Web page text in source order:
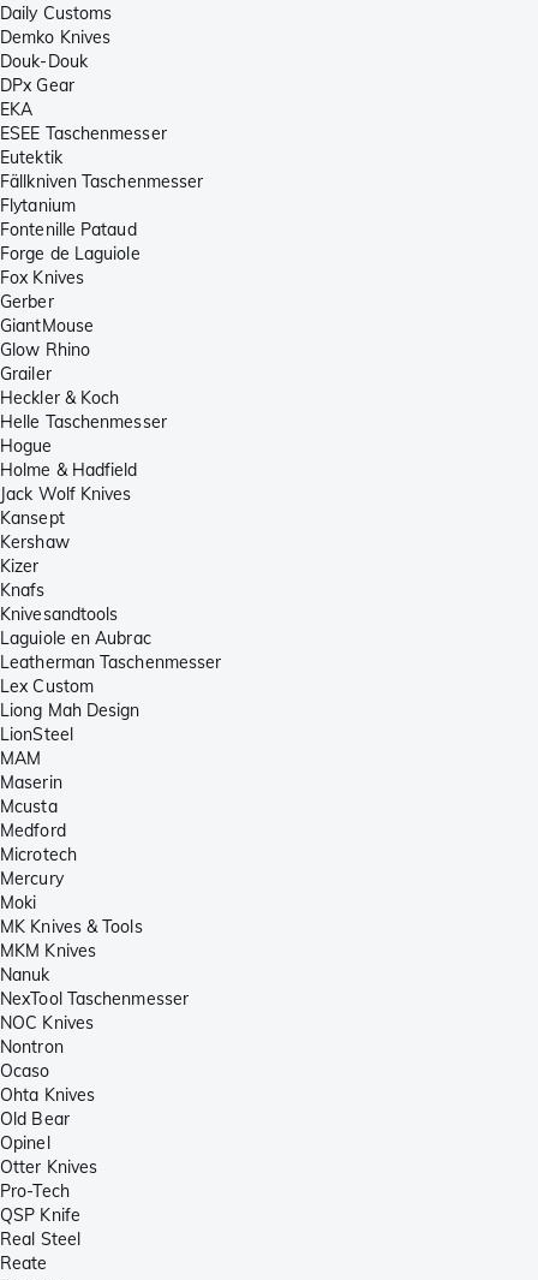
Daily Customs
Demko Knives
Douk-Douk
DPx Gear
EKA
ESEE Taschenmesser
Eutektik
Fällkniven Taschenmesser
Flytanium
Fontenille Pataud
Forge de Laguiole
Fox Knives
Gerber
GiantMouse
Glow Rhino
Grailer
Heckler & Koch
Helle Taschenmesser
Hogue
Holme & Hadfield
Jack Wolf Knives
Kansept
Kershaw
Kizer
Knafs
Knivesandtools
Laguiole en Aubrac
Leatherman Taschenmesser
Lex Custom
Liong Mah Design
LionSteel
MAM
Maserin
Mcusta
Medford
Microtech
Mercury
Moki
MK Knives & Tools
MKM Knives
Nanuk
NexTool Taschenmesser
NOC Knives
Nontron
Ocaso
Ohta Knives
Old Bear
Opinel
Otter Knives
Pro-Tech
QSP Knife
Real Steel
Reate